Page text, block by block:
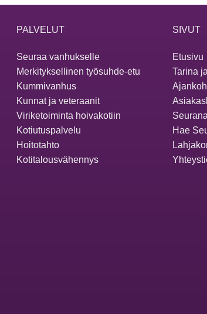
PALVELUT
Seuraa vanhukselle
Merkityksellinen työsuhde-etu
Kummivanhus
Kunnat ja veteraanit
Viriketoiminta hoivakotiin
Kotiutuspalvelu
Hoitotahto
Kotitalousvähennys
SIVUT
Etusivu
Tarina
Hae